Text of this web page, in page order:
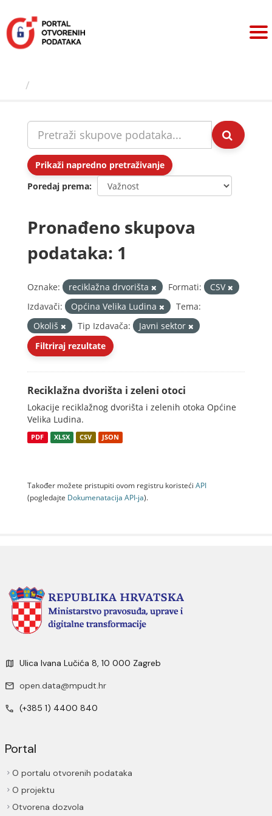
sadržaj
Prikaži napredno pretraživanje
Poredaj prema
Pronađeno skupova
podataka: 1
Oznake: reciklažna drvorišta Formati:
CSV
Izdavači:
Općina Velika Ludina
Tema:
Okoliš
Tip Izdavača:
Javni sektor
Filtriraj rezultate
Reciklažna dvorišta i zeleni otoci
Lokacije reciklažnog dvorišta i zelenih otoka Općine
Velika Ludina.
PDF XLSX CSV JSON
Također možete pristupiti ovom registru koristeći API
(pogledajte Dokumenаtаcijа API-jа).